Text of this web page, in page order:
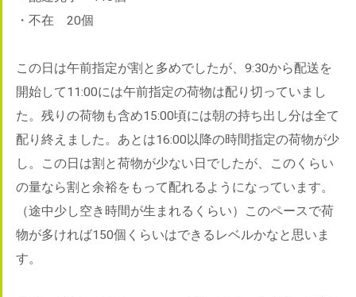
・不在 20個
この日は午前指定が割と多めでしたが、9:30から配送を
開始して11:00には午前指定の荷物は配り切っていまし
た。残りの荷物も含め15:00頃には朝の持ち出し分は全て
配り終えました。あとは16:00以降の時間指定の荷物が少
し。この日は割と荷物が少ない日でしたが、このくらい
の量なら割と余裕をもって配れるようになっています。
（途中少し空き時間が生まれるくらい）このペースで荷
物が多ければ150個くらいはできるレベルかなと思いま
す。